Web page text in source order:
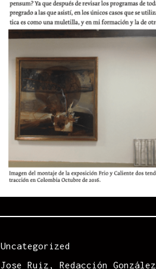
Categories
Uncategorized
Tags
Jose Ruiz , Redacción González